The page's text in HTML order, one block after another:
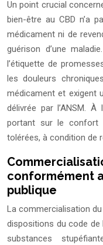
Un point crucial
bien-être au CBD n’a
médicament ni de
guérison d’une
l’étiquette de
les douleurs
médicament et exigent
délivrée par l’ANSM. À
portant sur le confort
tolérées, à condition de
conformément
publique
La commercialisation
dispositions du code de
substances